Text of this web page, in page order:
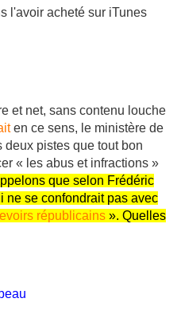
l'avoir acheté sur iTunes
et net, sans contenu louche
en ce sens, le ministère de
deux pistes que tout bon
« les abus et infractions »
que selon Frédéric
ne se confondrait pas avec
républicains ». Quelles